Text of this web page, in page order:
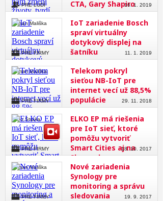
CTA, Gary Shapiro16. 1. 2019
PRE ĽUDÍ
IoT zariadenie Bosch
spraví virtuálny
dotykový displej na
šatníku
Roman Mališka
11. 1. 2019
PRE FIRMY
Telekom pokryl
sieťou NB-IoT pre
internet vecí už 88,5%
populácie
Roman Mališka
29. 11. 2018
PRE FIRMY
ELKO EP má riešenia
pre IoT sieť, ktoré
pomôžu vytvoriť
Smart Cities aj na
Slovensku
Ľubo Straka
18. 10. 2017
PRE FIRMY
Nové zariadenia
Synology pre
monitoring a správu
sledovania
Roman Mališka
19. 9. 2017
PRE FIRMY